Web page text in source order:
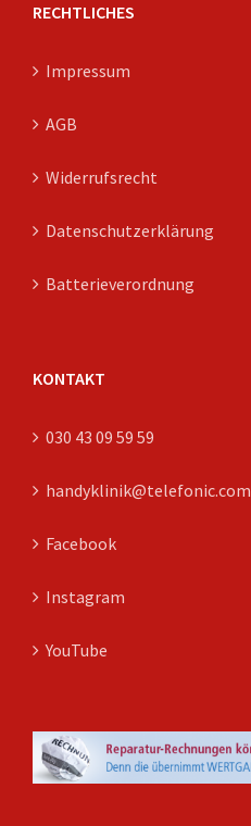
RECHTLICHES
Impressum
AGB
Widerrufsrecht
Datenschutzerklärung
Batterieverordnung
KONTAKT
030 43 09 59 59
handyklinik@telefonic.com
Facebook
Instagram
YouTube